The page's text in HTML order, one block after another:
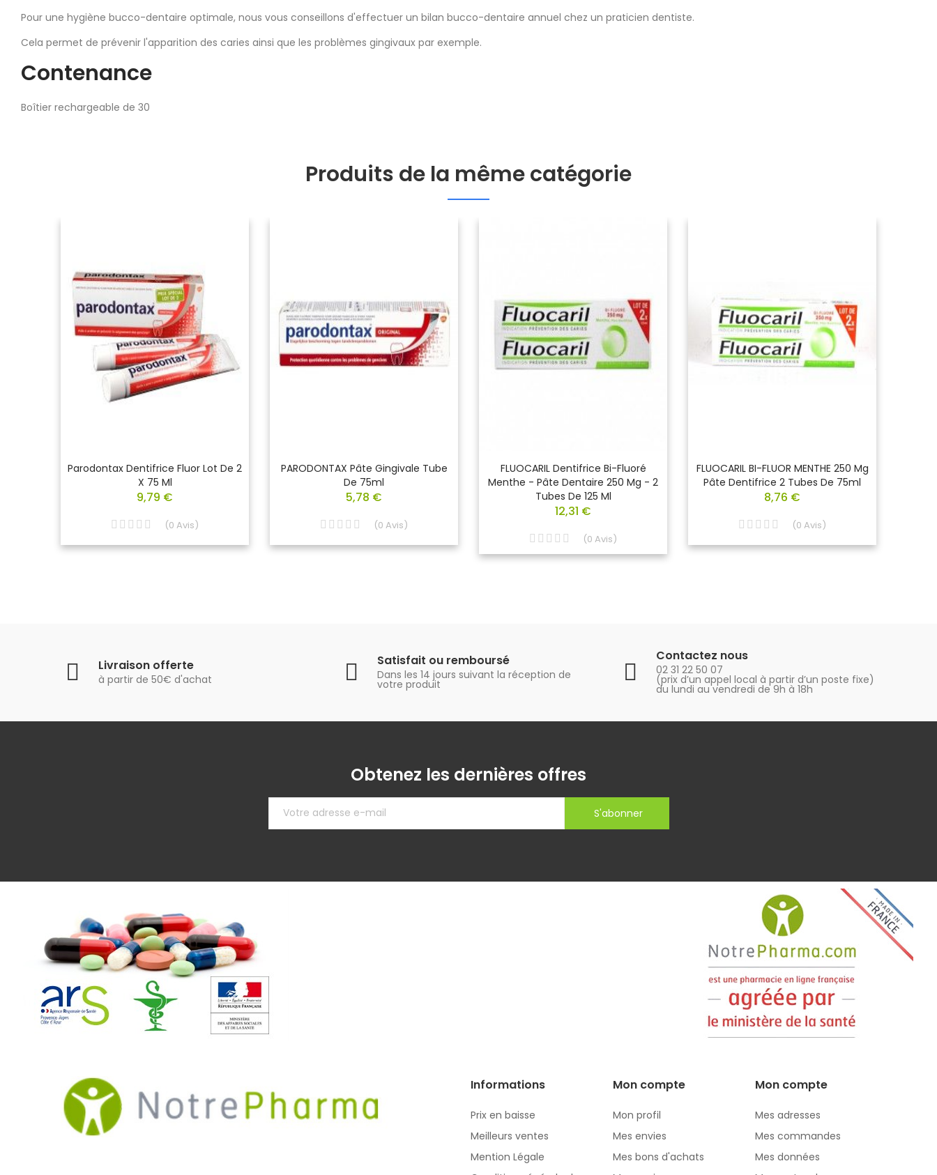
Pour une hygiène bucco-dentaire optimale, nous vous conseillons d'effectuer un bilan bucco-dentaire annuel chez un praticien dentiste.
Cela permet de prévenir l'apparition des caries ainsi que les problèmes gingivaux par exemple.
Contenance
Boîtier rechargeable de 30
Produits de la même catégorie
Parodontax Dentifrice Fluor Lot De 2
X 75 Ml
9,79 €
(0 Avis)
PARODONTAX Pâte Gingivale Tube
De 75ml
5,78 €
(0 Avis)
FLUOCARIL Dentifrice Bi-Fluoré
Menthe - Pâte Dentaire 250 Mg - 2
Tubes De 125 Ml
12,31 €
(0 Avis)
FLUOCARIL BI-FLUOR MENTHE 250 Mg
Pâte Dentifrice 2 Tubes De 75ml
8,76 €
(0 Avis)
Livraison offerte
à partir de 50€ d'achat
Satisfait ou remboursé
Dans les 14 jours suivant la réception de
votre produit
Contactez nous
02 31 22 50 07
(prix d’un appel local à partir d’un poste fixe)
du lundi au vendredi de 9h à 18h
Obtenez les dernières offres
S'abonner
Informations
Prix en baisse
Meilleurs ventes
Mention Légale
Mon compte
Mon profil
Mes envies
Mes bons d'achats
Mon compte
Mes adresses
Mes commandes
Mes données